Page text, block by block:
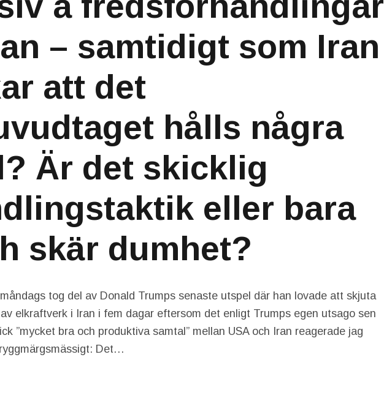
– samtidigt som Iran
att det
hålls några
Är det skicklig
eller bara
skär dumhet?
tog del av Donald Trumps senaste utspel där han lovade att skjuta
elkraftverk i Iran i fem dagar eftersom det enligt Trumps egen utsago sen
”mycket bra och produktiva samtal” mellan USA och Iran reagerade jag
Det…